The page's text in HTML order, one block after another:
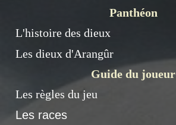
Panthéon
L'histoire des dieux
Les dieux d'Arangûr
Guide du joueur
Les règles du jeu
Les races